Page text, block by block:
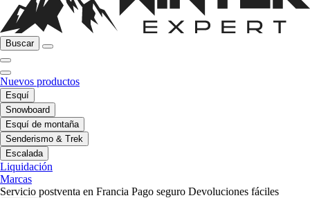
Buscar
Nuevos productos
Esquí
Snowboard
Esquí de montaña
Senderismo & Trek
Escalada
Liquidación
Marcas
Servicio postventa en Francia Pago seguro Devoluciones fáciles